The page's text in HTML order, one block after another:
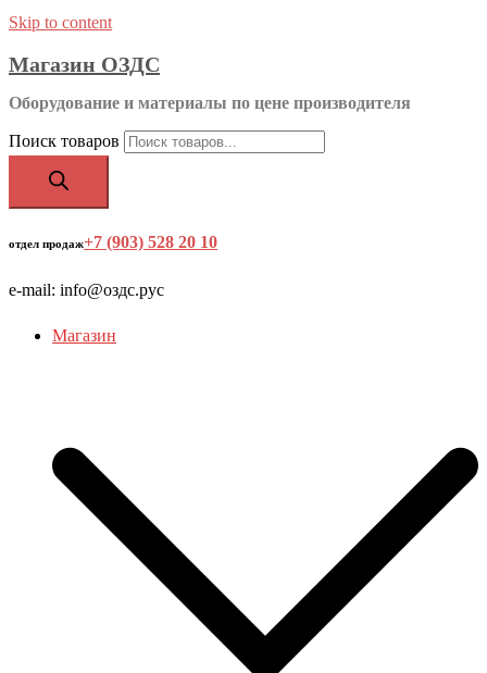
Skip to content
Магазин ОЗДС
Оборудование и материалы по цене производителя
Поиск товаров
отдел продаж+7 (903) 528 20 10
e-mail: info@оздс.рус
Магазин